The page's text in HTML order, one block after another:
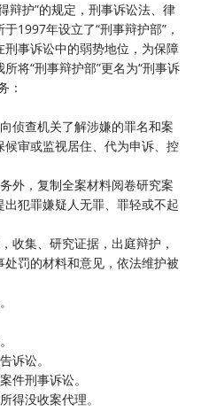
辩护”的规定，刑事诉讼法、律
1997年设立了“刑事辩护部”，
刑事诉讼中的弱势地位，为保障
所将“刑事辩护部”更名为“刑事诉
：
侦查机关了解涉嫌的罪名和案
审或监视居住、代为申诉、控
外，复制全案材料阅卷研究案
犯罪嫌疑人无罪、罪轻或不起
收集、研究证据，出庭辩护，
罚的材料和意见，依法维护被
诉讼。
件刑事诉讼。
得没收案代理。